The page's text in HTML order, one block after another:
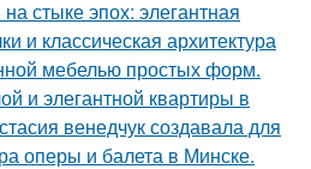
стыке эпох: элегантная
и классическая архитектура
мебелью простых форм.
и элегантной квартиры в
венедчук создавала для
оперы и балета в Минске.